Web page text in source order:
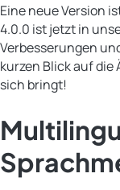
Eine neue Version
4.0.0 ist jetzt in
Verbesserungen
kurzen Blick auf die
sich bringt!